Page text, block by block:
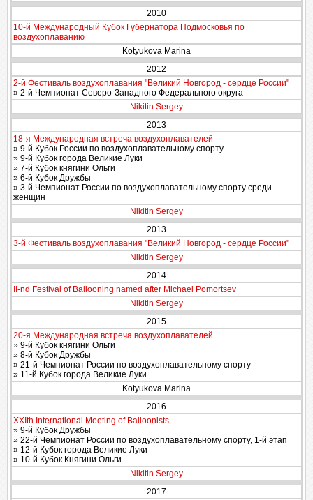
2010
10-й Международный Кубок Губернатора Подмосковья по
воздухоплаванию
Kotyukova Marina
2012
2-й Фестиваль воздухоплавания "Великий Новгород - сердце России"
» 2-й Чемпионат Северо-Западного Федерального округа
Nikitin Sergey
2013
18-я Международная встреча воздухоплавателей
» 9-й Кубок России по воздухоплавательному спорту
» 9-й Кубок города Великие Луки
» 7-й Кубок княгини Ольги
» 6-й Кубок Дружбы
» 3-й Чемпионат России по воздухоплавательному спорту среди
женщин
Nikitin Sergey
2013
3-й Фестиваль воздухоплавания "Великий Новгород - сердце России"
Nikitin Sergey
2014
II-nd Festival of Ballooning named after Michael Pomortsev
Nikitin Sergey
2015
20-я Международная встреча воздухоплавателей
» 9-й Кубок княгини Ольги
» 8-й Кубок Дружбы
» 21-й Чемпионат России по воздухоплавательному спорту
» 11-й Кубок города Великие Луки
Kotyukova Marina
2016
XXIth International Meeting of Balloonists
» 9-й Кубок Дружбы
» 22-й Чемпионат России по воздухоплавательному спорту, 1-й этап
» 12-й Кубок города Великие Луки
» 10-й Кубок Княгини Ольги
Nikitin Sergey
2017